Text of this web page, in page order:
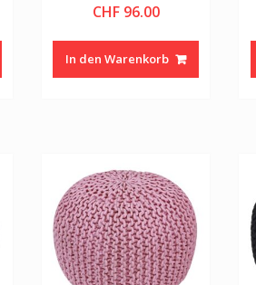
CHF96.00
In den Warenkorb